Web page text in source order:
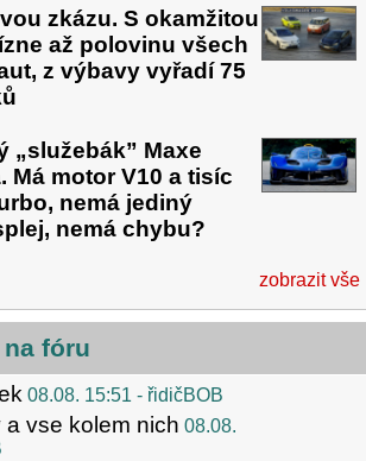
zkázu. S okamžitou
až polovinu všech
z výbavy vyřadí 75
„služebák” Maxe
Má motor V10 a tisíc
nemá jediný
nemá chybu?
zobrazit vše
fóru
08.08. 15:51 - řidičBOB
a vse kolem nich 08.08.